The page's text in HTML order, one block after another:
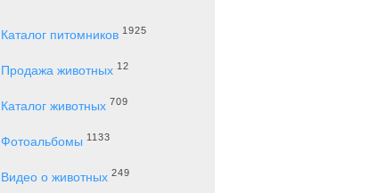
Каталог питомников 1925
Продажа животных 12
Каталог животных 709
Фотоальбомы 1133
Видео о животных 249